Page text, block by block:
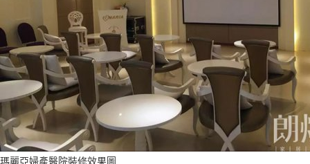
瑪麗亞婦產醫院裝修效果圖